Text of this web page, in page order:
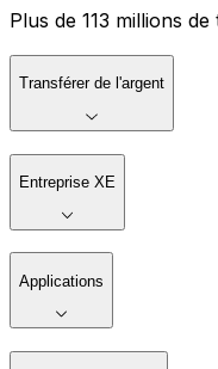
Plus de 113 millions
Transférer de l'argent
Entreprise XE
Applications